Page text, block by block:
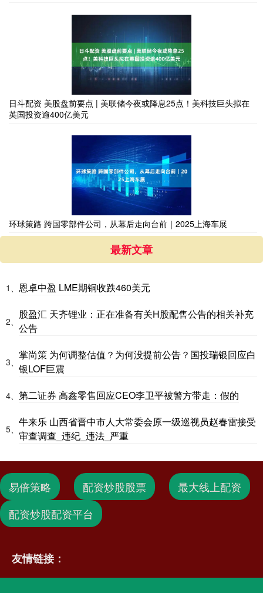
日斗配资 美股盘前要点 | 美联储今夜或降息25点！美科技巨头拟在
英国投资逾400亿美元
环球策路 跨国零部件公司，从幕后走向台前｜2025上海车展
最新文章
1、 恩卓中盈 LME期铜收跌460美元
2、
股盈汇 天齐锂业：正在准备有关H股配售公告的相关补充
公告
3、
掌尚策 为何调整估值？为何没提前公告？国投瑞银回应白
银LOF巨震
4、 第二证券 高鑫零售回应CEO李卫平被警方带走：假的
5、
牛来乐 山西省晋中市人大常委会原一级巡视员赵春雷接受
审查调查_违纪_违法_严重
易倍策略 配资炒股股票
最大线上配资
配资炒股配资平台
友情链接：